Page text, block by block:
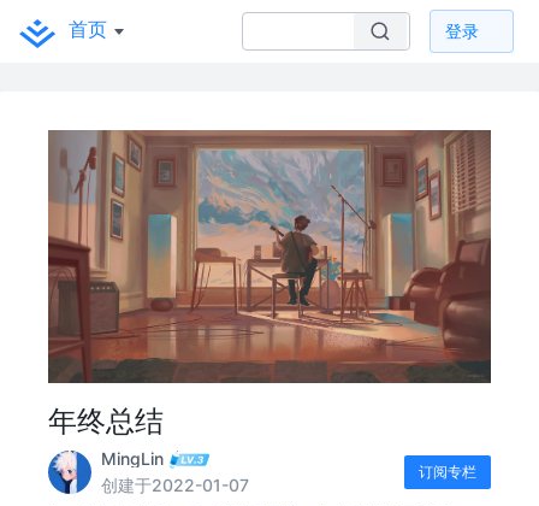
首页 登录
年终总结
MingLin
创建于2022-01-07
订阅专栏